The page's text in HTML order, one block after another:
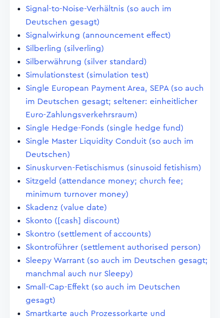
Signal-to-Noise-Verhältnis (so auch im
Deutschen gesagt)
Signalwirkung (announcement effect)
Silberling (silverling)
Silberwährung (silver standard)
Simulationstest (simulation test)
Single European Payment Area, SEPA (so auch
im Deutschen gesagt; seltener: einheitlicher
Euro-Zahlungsverkehrsraum)
Single Hedge-Fonds (single hedge fund)
Single Master Liquidity Conduit (so auch im
Deutschen)
Sinuskurven-Fetischismus (sinusoid fetishism)
Sitzgeld (attendance money; church fee;
minimum turnover money)
Skadenz (value date)
Skonto ([cash] discount)
Skontro (settlement of accounts)
Skontroführer (settlement authorised person)
Sleepy Warrant (so auch im Deutschen gesagt;
manchmal auch nur Sleepy)
Small-Cap-Effekt (so auch im Deutschen
gesagt)
Smartkarte auch Prozessorkarte und